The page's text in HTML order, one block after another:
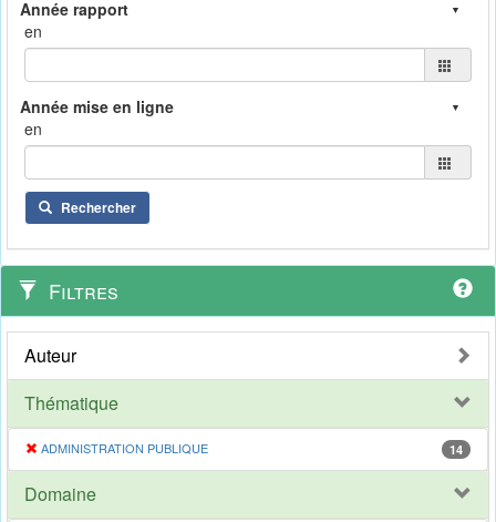
en
en
Rechercher
Filtres
Auteur
Thématique
ADMINISTRATION PUBLIQUE 14
Domaine